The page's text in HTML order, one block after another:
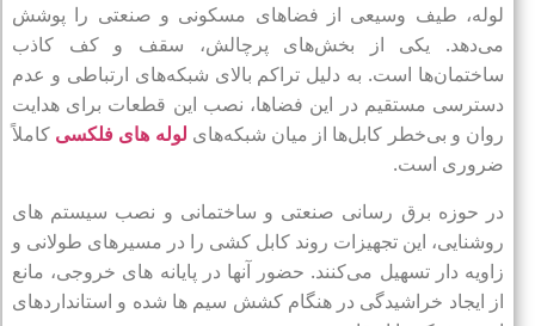
لوله، طیف وسیعی از فضاهای مسکونی و صنعتی را پوشش
می‌دهد. یکی از بخش‌های پرچالش، سقف و کف کاذب
ساختمان‌ها است. به دلیل تراکم بالای شبکه‌های ارتباطی و عدم
دسترسی مستقیم در این فضاها، نصب این قطعات برای هدایت
روان و بی‌خطر کابل‌ها از میان شبکه‌های لوله‌ های فلکسی کاملاً
ضروری است.
در حوزه برق‌ رسانی صنعتی و ساختمانی و نصب سیستم‌ های
روشنایی، این تجهیزات روند کابل‌ کشی را در مسیرهای طولانی و
زاویه‌ دار تسهیل می‌کنند. حضور آنها در پایانه‌ های خروجی، مانع
از ایجاد خراشیدگی در هنگام کشش سیم‌ ها شده و استانداردهای